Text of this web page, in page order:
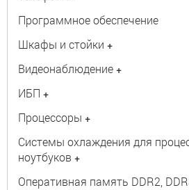
Программное обеспечение
Шкафы и стойки +
Видеонаблюдение +
ИБП +
Процессоры +
Системы охлаждения для
ноутбуков +
Оперативная память DDR2,